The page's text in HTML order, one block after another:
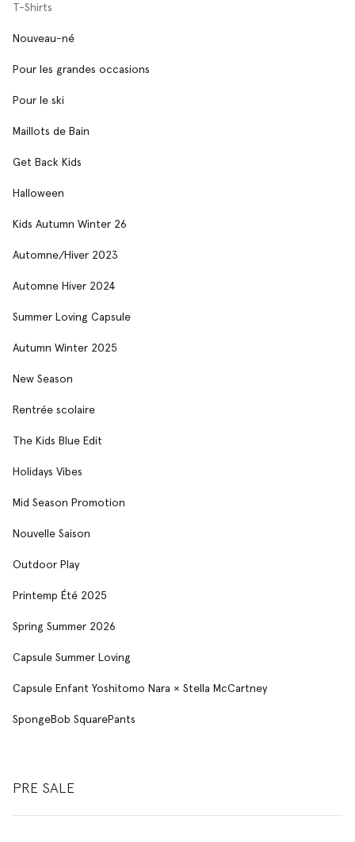
T-Shirts
Nouveau-né
Pour les grandes occasions
Pour le ski
Maillots de Bain
Get Back Kids
Halloween
Kids Autumn Winter 26
Automne/Hiver 2023
Automne Hiver 2024
Summer Loving Capsule
Autumn Winter 2025
New Season
Rentrée scolaire
The Kids Blue Edit
Holidays Vibes
Mid Season Promotion
Nouvelle Saison
Outdoor Play
Printemp Été 2025
Spring Summer 2026
Capsule Summer Loving
Capsule Enfant Yoshitomo Nara × Stella McCartney
SpongeBob SquarePants
PRE SALE